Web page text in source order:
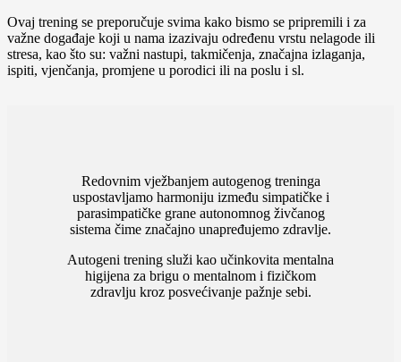
Ovaj trening se preporučuje svima kako bismo se pripremili i za
važne događaje koji u nama izazivaju određenu vrstu nelagode ili
stresa, kao što su: važni nastupi, takmičenja, značajna izlaganja,
ispiti, vjenčanja, promjene u porodici ili na poslu i sl.
Redovnim vježbanjem autogenog treninga
uspostavljamo harmoniju između simpatičke i
parasimpatičke grane autonomnog živčanog
sistema čime značajno unapređujemo zdravlje.
Autogeni trening služi kao učinkovita mentalna
higijena za brigu o mentalnom i fizičkom
zdravlju kroz posvećivanje pažnje sebi.